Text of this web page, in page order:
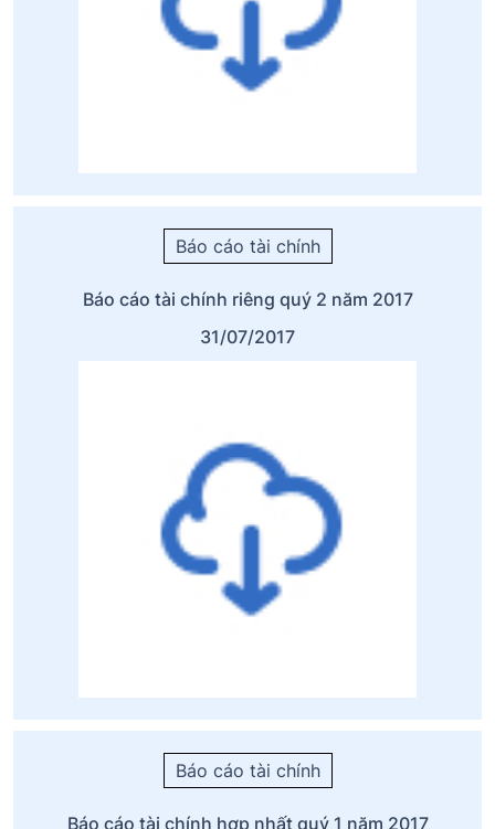
Báo cáo tài chính
Báo cáo tài chính riêng quý 2 năm 2017
31/07/2017
Báo cáo tài chính
Báo cáo tài chính hợp nhất quý 1 năm 2017